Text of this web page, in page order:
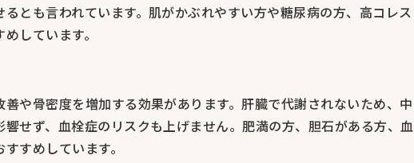
とも言われています。肌がかぶれやすい方や糖尿病の方、高コレス
しています。
や骨密度を増加する効果があります。肝臓で代謝されないため、中
せず、血栓症のリスクも上げません。肥満の方、胆石がある方、血
すめしています。